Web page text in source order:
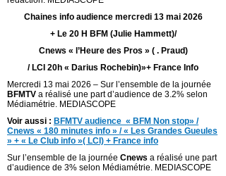
Chaines info audience mercredi 13 mai 2026
+ Le 20 H BFM (Julie Hammett)/
Cnews « l’Heure des Pros » ( . Praud)
/ LCI 20h « Darius Rochebin)»+ France Info
Mercredi 13 mai 2026 – Sur l’ensemble de la journée
BFMTV a réalisé une part d’audience de 3.2% selon
Médiamétrie. MEDIASCOPE
Voir aussi : BFMTV audience « BFM Non stop» /
Cnews « 180 minutes info » / « Les Grandes Gueules
» + « Le Club info »( LCI) + France info
Sur l’ensemble de la journée Cnews a réalisé une part
d’audience de 3% selon Médiamétrie. MEDIASCOPE